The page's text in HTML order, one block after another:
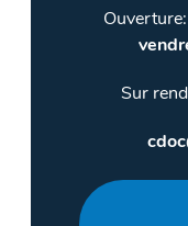
Ouverture:
Sur